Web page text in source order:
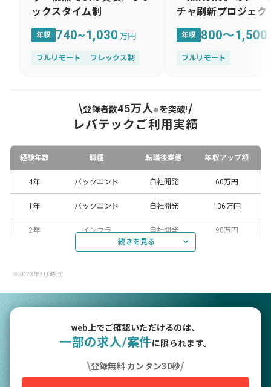
ックスタイム制
年収 740~1,030 万円
フルリモート フレックス制
チャ刷新プロジェク
年収 800～1,500
フルリモート
登録者数45万人※を突破!
レバテックご利用実績
経験年数 職種 転職後業態 年収アップ額
4年 バックエンド 自社開発 60万円
1年 バックエンド 自社開発 136万円
2年 インフラ 自社開発 90万円
フロントエンド 受託開発
10年
4年
閉じる
続きを見る
※2023年7月時点
web上でご確認いただけるのは、
一部の求人/案件に限られます。
登録無料 カンタン30秒